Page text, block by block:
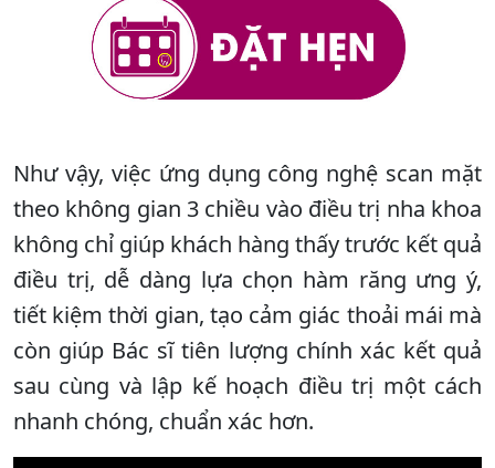
Như vậy, việc ứng dụng công nghệ scan mặt
theo không gian 3 chiều vào điều trị nha khoa
không chỉ giúp khách hàng thấy trước kết quả
điều trị, dễ dàng lựa chọn hàm răng ưng ý,
tiết kiệm thời gian, tạo cảm giác thoải mái mà
còn giúp Bác sĩ tiên lượng chính xác kết quả
sau cùng và lập kế hoạch điều trị một cách
nhanh chóng, chuẩn xác hơn.